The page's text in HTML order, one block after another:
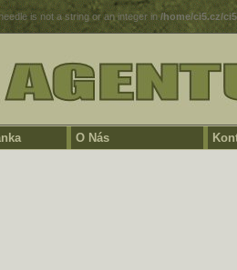
is not a string or an integer in/home/ci5.cz/
O Nás